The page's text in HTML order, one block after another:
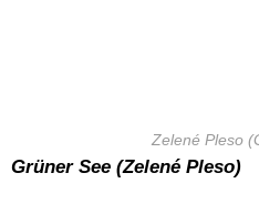
Zelené Pleso
Grüner See (Zelené Pleso)